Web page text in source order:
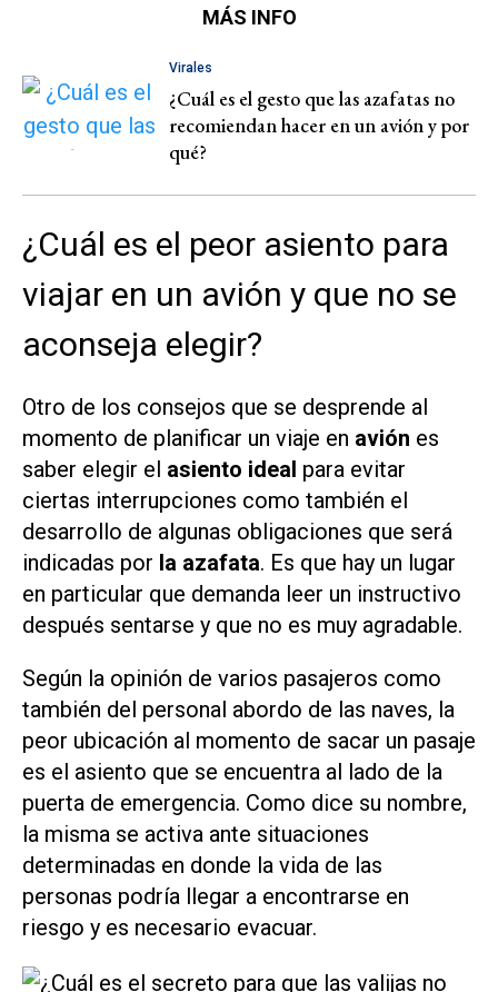
MÁS INFO
Virales
¿Cuál es el gesto que las azafatas no
recomiendan hacer en un avión y por
qué?
¿Cuál es el peor asiento para
viajar en un avión y que no se
aconseja elegir?
Otro de los consejos que se desprende al
momento de planificar un viaje en avión es
saber elegir el asiento ideal para evitar
ciertas interrupciones como también el
desarrollo de algunas obligaciones que será
indicadas por la azafata. Es que hay un lugar
en particular que demanda leer un instructivo
después sentarse y que no es muy agradable.
Según la opinión de varios pasajeros como
también del personal abordo de las naves, la
peor ubicación al momento de sacar un pasaje
es el asiento que se encuentra al lado de la
puerta de emergencia. Como dice su nombre,
la misma se activa ante situaciones
determinadas en donde la vida de las
personas podría llegar a encontrarse en
riesgo y es necesario evacuar.